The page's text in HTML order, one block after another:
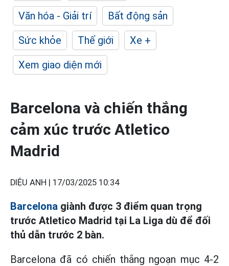
Văn hóa - Giải trí
Bất động sản
Sức khỏe
Thế giới
Xe +
Xem giao diện mới
Barcelona và chiến thắng
cảm xúc trước Atletico
Madrid
DIỆU ANH | 17/03/2025 10:34
Barcelona giành được 3 điểm quan trọng
trước Atletico Madrid tại La Liga dù để đối
thủ dẫn trước 2 bàn.
Barcelona đã có chiến thắng ngoạn mục 4-2